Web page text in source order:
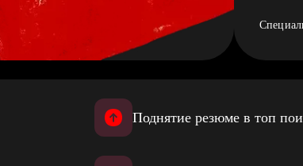
Поднятие резюме в топ